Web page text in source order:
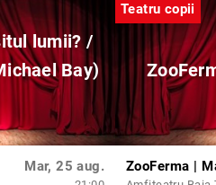
lumii? /
Bay)
Mar, 25 aug.
Teatru copii